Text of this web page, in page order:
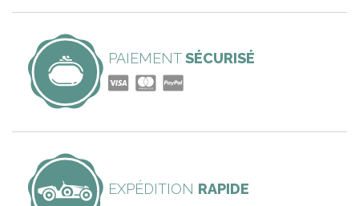
PAIEMENTSÉCURISÉ
EXPÉDITION RAPIDE